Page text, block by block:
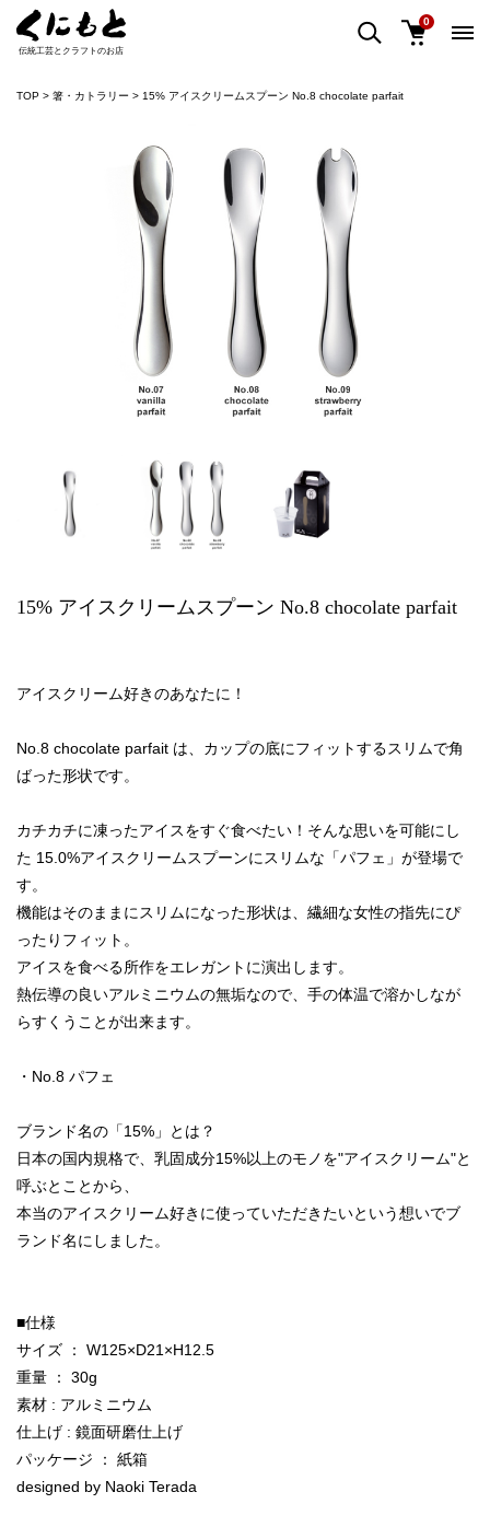
伝統工芸とクラフトのお店
0
TOP 箸・カトラリー 15% アイスクリームスプーン No.8 chocolate parfait
15% アイスクリームスプーン No.8 chocolate parfait
アイスクリーム好きのあなたに！
No.8 chocolate parfait は、カップの底にフィットするスリムで角
ばった形状です。
カチカチに凍ったアイスをすぐ食べたい！そんな思いを可能にし
た 15.0%アイスクリームスプーンにスリムな「パフェ」が登場で
す。
機能はそのままにスリムになった形状は、繊細な女性の指先にぴ
ったりフィット。
アイスを食べる所作をエレガントに演出します。
熱伝導の良いアルミニウムの無垢なので、手の体温で溶かしなが
らすくうことが出来ます。
・No.8 パフェ
ブランド名の「15%」とは？
日本の国内規格で、乳固成分15%以上のモノを"アイスクリーム"と
呼ぶとことから、
本当のアイスクリーム好きに使っていただきたいという想いでブ
ランド名にしました。
■仕様
サイズ ： W125×D21×H12.5
重量 ： 30g
素材 : アルミニウム
仕上げ : 鏡面研磨仕上げ
パッケージ ： 紙箱
designed by Naoki Terada